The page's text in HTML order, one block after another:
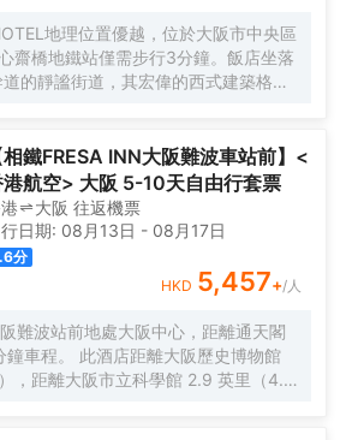
地理位置優越，位於大阪市中央區
齋橋地鐵站僅需步行3分鐘。飯店坐落
的靜謐街道，其宏偉的西式建築格外
相鐵FRESA INN大阪難波車站前】<
航空> 大阪 5-10天自由行套票
大阪 往返機票
日期: 08月13日 - 08月17日
分
HKD 5,457+/人
難波站前地處大阪中心，距離通天閣
車程。 此酒店距離大阪歷史博物館
，距離大阪市立科學館 2.9 英里（4.7